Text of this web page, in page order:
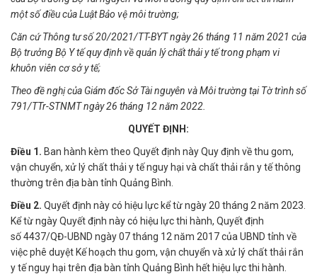
một số điều của Luật Bảo vệ môi trường;
Căn cứ Thông tư số 20/2021/TT-BYT ngày 26 tháng 11 năm 2021 của
Bộ trưởng Bộ Y tế quy định về quản lý chất thải y tế trong phạm vi
khuôn viên cơ sở y tế;
Theo đề nghị của Giám đốc Sở Tài nguyên và Môi trường tại Tờ trình số
791/TTr-STNMT ngày 26 tháng 12 năm 2022.
QUYẾT ĐỊNH:
Điều 1. Ban hành kèm theo Quyết định này Quy định về thu gom,
vận chuyển, xử lý chất thải y tế nguy hại và chất thải rắn y tế thông
thường trên địa bàn tỉnh Quảng Bình.
Điều 2. Quyết định này có hiệu lực kể từ ngày 20 tháng 2 năm 2023.
Kể từ ngày Quyết định này có hiệu lực thi hành, Quyết định
số4437/QĐ-UBND ngày 07 tháng 12 năm 2017 của UBND tỉnh về
việc phê duyệt Kế hoạch thu gom, vận chuyển và xử lý chất thải rắn
y tế nguy hại trên địa bàn tỉnh Quảng Bình hết hiệu lực thi hành.